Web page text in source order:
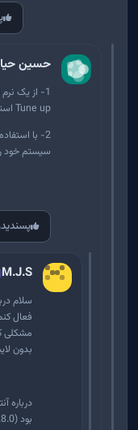
حسین
Tune up استفاده کنید.
سیستم خود
M.J.S
سلام
مشکلی
بدون
درباره